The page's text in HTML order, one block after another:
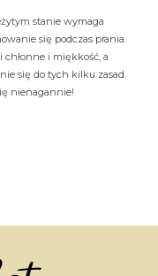
stanie wymaga
się podczas prania.
chłonne i miękkość, a
się do tych kilku zasad.
nienagannie!